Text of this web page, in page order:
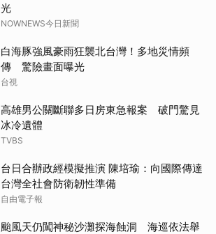
光
NOWNEWS今日新聞
白海豚強風豪雨狂襲北台灣！多地災情頻
傳 驚險畫面曝光
台視
高雄男公關斷聯多日房東急報案 破門驚見
冰冷遺體
TVBS
台日合辦政經模擬推演 陳培瑜：向國際傳達
台灣全社會防衛韌性準備
自由電子報
颱風天仍闖神秘沙灘探海蝕洞 海巡依法舉